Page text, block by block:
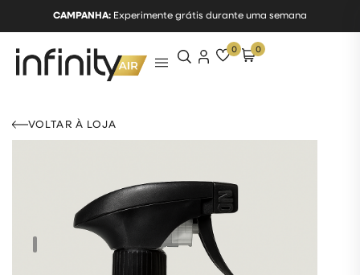
CAMPANHA: Experimente grátis durante uma semana
0 0
VOLTAR À LOJA